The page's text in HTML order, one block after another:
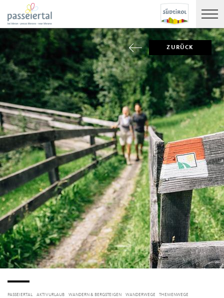
ZURÜCK
PASSEIERTAL AKTIVURLAUB WANDERN & BERGSTEIGEN WANDERWEGE THEMENWEGE